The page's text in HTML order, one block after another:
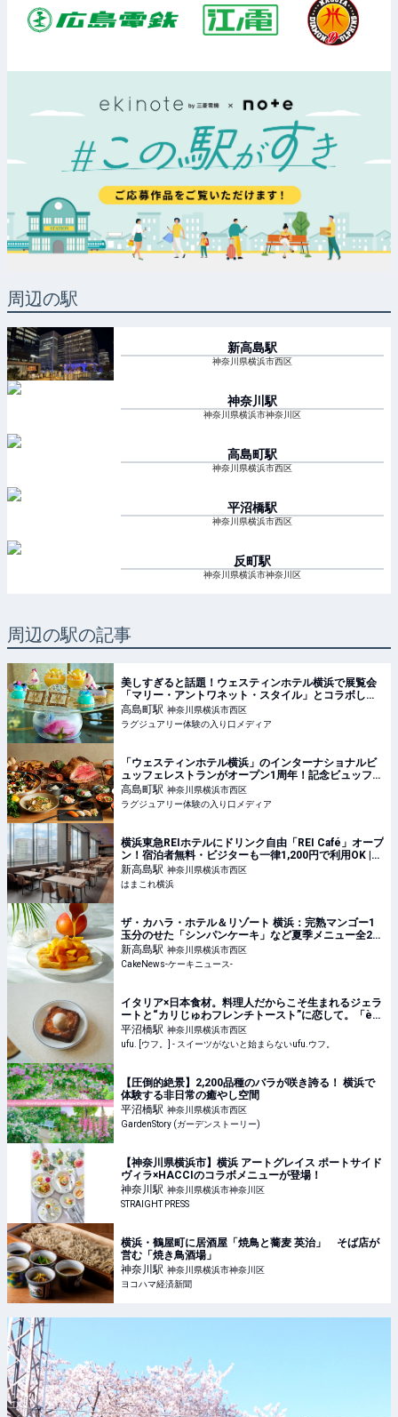
周辺の駅
新高島駅
神奈川県横浜市西区
神奈川 駅
神奈川県横浜市神奈川区
高島町駅
神奈川県横浜市西区
平沼橋駅
神奈川県横浜市西区
反町駅
神奈川県横浜市神奈川区
周辺の駅の記事
美しすぎると話題！ウェスティンホテル横浜で展覧会
「マリー・アントワネット・スタイル」とコラボした
アフタヌーンティーが開催中【実食レポート】
高島町駅 神奈川県横浜市西区
ラグジュアリー体験の入り口メディア
「ウェスティンホテル横浜」のインターナショナルビ
ュッフェレストランがオープン1周年！記念ビュッフェ
を堪能
高島町駅 神奈川県横浜市西区
ラグジュアリー体験の入り口メディア
横浜東急REIホテルにドリンク自由「REI Café」オープ
ン！宿泊者無料・ビジターも一律1,200円で利用OK |
はまこれ横浜
新高島駅 神奈川県横浜市西区
はまこれ横浜
ザ・カハラ・ホテル＆リゾート 横浜：完熟マンゴー1
玉分のせた「シンパンケーキ」など夏季メニュー全2
種、6月1日より4ヵ月展開
新高島駅 神奈川県横浜市西区
CakeNews-ケーキニュース-
イタリア×日本食材。料理人だからこそ生まれるジェラ
ートと“カリじゅわフレンチトースト”に恋して。「è
più（エピュウ）」（横浜） - ufu. [ウフ。]
平沼橋駅 神奈川県横浜市西区
ufu. [ウフ。] - スイーツがないと始まらないufu.ウフ。
【圧倒的絶景】2,200品種のバラが咲き誇る！ 横浜で
体験する非日常の癒やし空間
平沼橋駅 神奈川県横浜市西区
GardenStory (ガーデンストーリー)
【神奈川県横浜市】横浜 アートグレイス ポートサイド
ヴィラ×HACCIのコラボメニューが登場！
神奈川駅 神奈川県横浜市神奈川区
STRAIGHT PRESS
横浜・鶴屋町に居酒屋「焼鳥と蕎麦 英治」 そば店が
営む「焼き鳥酒場」
神奈川駅 神奈川県横浜市神奈川区
ヨコハマ経済新聞